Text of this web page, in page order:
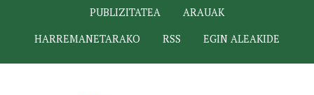
PUBLIZITATEA
ARAUAK
HARREMANETARAKO
RSS EGIN ALEAKIDE